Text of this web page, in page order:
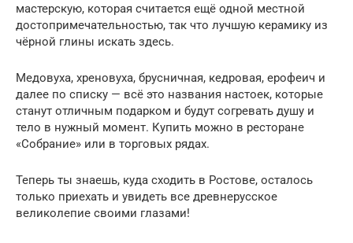
мастерскую, которая считается ещё одной местной
достопримечательностью, так что лучшую керамику из
чёрной глины искать здесь.
Медовуха, хреновуха, брусничная, кедровая, ерофеич и
далее по списку — всё это названия настоек, которые
станут отличным подарком и будут согревать душу и
тело в нужный момент. Купить можно в ресторане
«Собрание» или в торговых рядах.
Теперь ты знаешь, куда сходить в Ростове, осталось
только приехать и увидеть все древнерусское
великолепие своими глазами!